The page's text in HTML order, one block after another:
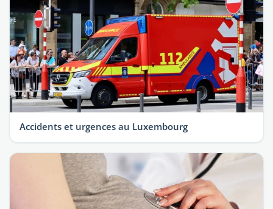
Accidents et urgences au Luxembourg